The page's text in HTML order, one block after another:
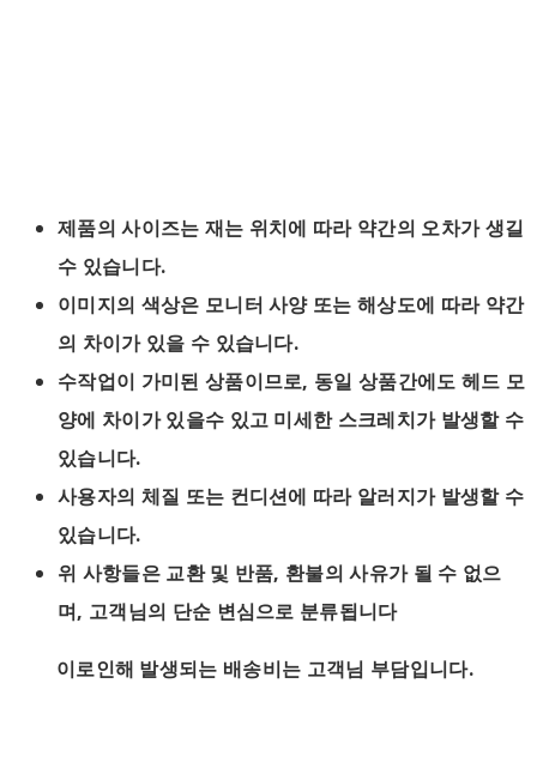
제품의 사이즈는 재는 위치에 따라 약간의 오차가 생길
수 있습니다.
이미지의 색상은 모니터 사양 또는 해상도에 따라 약간
의 차이가 있을 수 있습니다.
수작업이 가미된 상품이므로, 동일 상품간에도 헤드 모
양에 차이가 있을수 있고 미세한 스크레치가 발생할 수
있습니다.
사용자의 체질 또는 컨디션에 따라 알러지가 발생할 수
있습니다.
위 사항들은 교환 및 반품, 환불의 사유가 될 수 없으
며, 고객님의 단순 변심으로 분류됩니다
이로인해 발생되는 배송비는 고객님 부담입니다.